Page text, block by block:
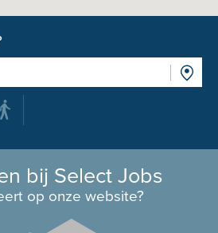
bij Select Jobs
op onze website?